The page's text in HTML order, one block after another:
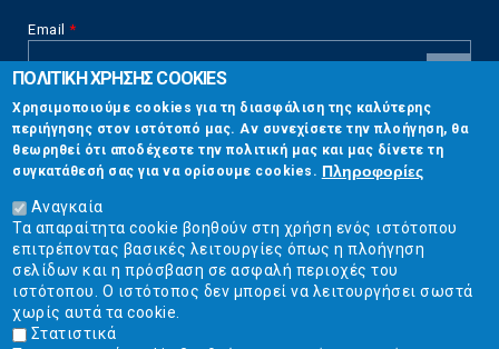
Email *
CAPTCHA
This
question is
for testing
whether or
not you are a
human visitor
and to
prevent
automated
spam
submissions.
Επικοινωνία
Στουρνάρη 17, Αθήνα 10683
2103304444
info@ekpizo.gr
www.ekpizo.gr
ΠΟΛΙΤΙΚΗ ΧΡΗΣΗΣ COOKIES
Χρησιμοποιούμε cookies για τη διασφάλιση της καλύτερης
περιήγησης στον ιστότοπό μας. Αν συνεχίσετε την πλοήγηση, θα
θεωρηθεί ότι αποδέχεστε την πολιτική μας και μας δίνετε τη
συγκατάθεσή σας για να ορίσουμε cookies. Πληροφορίες
Αναγκαία
Τα απαραίτητα cookie βοηθούν στη χρήση ενός ιστότοπου
επιτρέποντας βασικές λειτουργίες όπως η πλοήγηση
σελίδων και η πρόσβαση σε ασφαλή περιοχές του
ιστότοπου. Ο ιστότοπος δεν μπορεί να λειτουργήσει σωστά
χωρίς αυτά τα cookie.
Στατιστικά